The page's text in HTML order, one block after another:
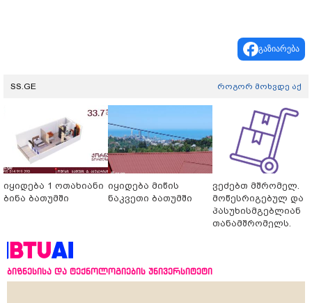
გაზიარება
SS.GE როგორ მოხვდე აქ
იყიდება 1 ოთახიანი
ბინა ბათუმში
იყიდება მიწის
ნაკვეთი ბათუმში
ვეძებთ მშრომელ.
მოწესრიგებულ და
პასუხისმგებლიან
თანამშრომელს.
ბიზნესისა და ტექნოლოგიების უნივერსიტეტი